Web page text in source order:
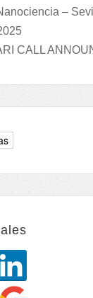
–
CALL